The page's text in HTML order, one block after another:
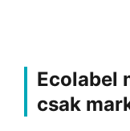
Ecolabel
csak